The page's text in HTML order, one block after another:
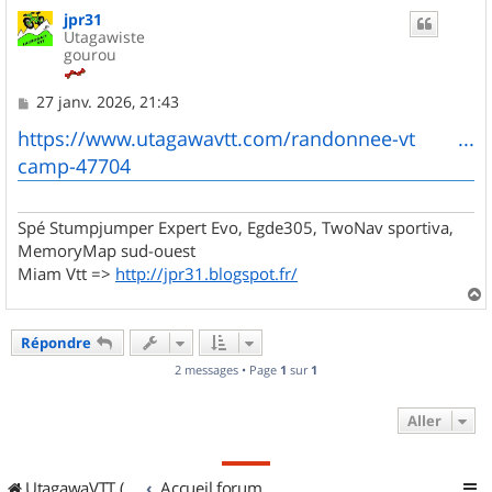
jpr31
Utagawiste
gourou
M
s
s
a
g
27 janv. 2026, 21:43
https://www.utagawavtt.com/randonnee-vt ...
camp-47704
Spé Stumpjumper Expert Evo, Egde305, TwoNav sportiva,
MemoryMap sud-ouest
Miam Vtt => http://jpr31.blogspot.fr/
a
Répondre
2 messages • Page 1 sur 1
Aller
UtagawaVTT (Randos VTT et VTTAE avec traces GPS) Accueil forum